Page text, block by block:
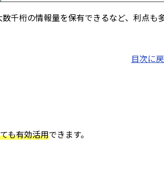
千桁の情報量を保有できるなど、利点も
目次に
も有効活用できます。